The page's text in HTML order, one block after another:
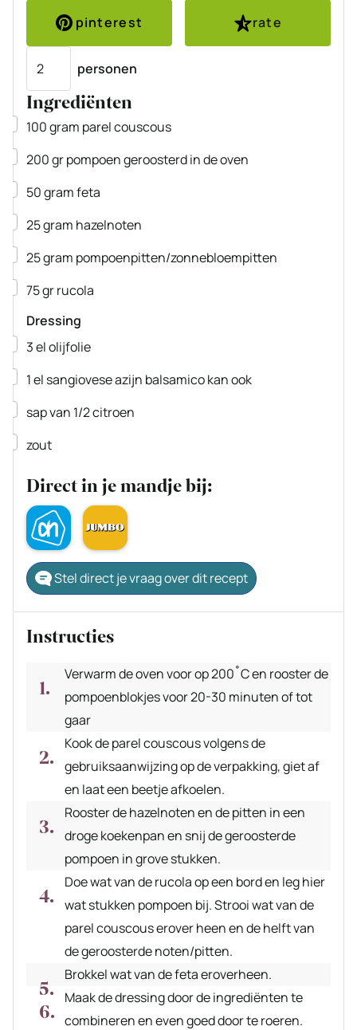
pinterest
rate
personen
Ingrediënten
▢
100gram parel couscous
▢
200grpompoengeroosterd in de oven
▢
50gramfeta
▢
25gram hazelnoten
▢
25gram pompoenpitten/zonnebloempitten
▢
75grrucola
Dressing
▢
3elolijfolie
▢
1el sangiovese azijn balsamico kan ook
▢
sap van 1/2 citroen
▢
zout
Direct in je mandje bij:
Stel direct je vraag over dit recept
Instructies
Verwarm de oven voor op 200˚C en rooster de
pompoenblokjes voor 20-30 minuten of tot
gaar
Kook de parel couscous volgens de
gebruiksaanwijzing op de verpakking, giet af
en laat een beetje afkoelen.
Rooster de hazelnoten en de pitten in een
droge koekenpan en snij de geroosterde
pompoen in grove stukken.
Doe wat van de rucola op een bord en leg hier
wat stukken pompoen bij. Strooi wat van de
parel couscous erover heen en de helft van
de geroosterde noten/pitten.
Brokkel wat van de feta eroverheen.
Maak de dressing door de ingrediënten te
combineren en even goed door te roeren.